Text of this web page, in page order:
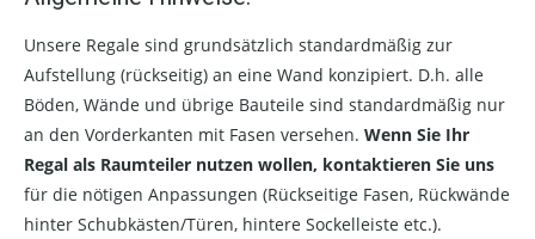
Unsere Regale sind grundsätzlich standardmäßig zur
Aufstellung (rückseitig) an eine Wand konzipiert. D.h. alle
Böden, Wände und übrige Bauteile sind standardmäßig nur
an den Vorderkanten mit Fasen versehen. Wenn Sie Ihr
Regal als Raumteiler nutzen wollen, kontaktieren Sie uns
für die nötigen Anpassungen (Rückseitige Fasen, Rückwände
hinter Schubkästen/Türen, hintere Sockelleiste etc.).